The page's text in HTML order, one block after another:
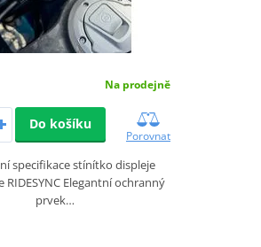
Na prodejně
Do košíku
Porovnat
specifikace stínítko displeje
Elegantní ochranný
prvek…